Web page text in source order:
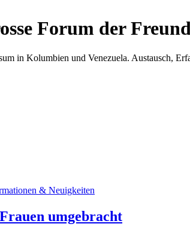
Forum der
in Kolumbien und Venezuela. Austausch,
& Neuigkeiten
umgebracht